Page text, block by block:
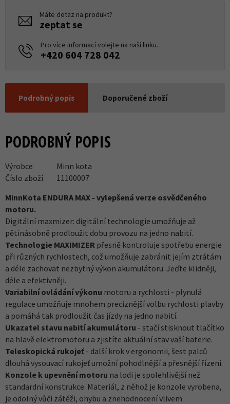
Máte dotaz na produkt?
zeptat se
Pro více informací volejte na naší linku.
+420 604 728 042
Podrobný popis Doporučené zboží
PODROBNÝ POPIS
Výrobce
Minn kota
Číslo zboží
11100007
MinnKota ENDURA MAX - vylepšená verze osvědčeného
motoru.
Digitální maxmizer: digitální technologie umožňuje až
pětinásobně prodloužit dobu provozu na jedno nabití.
Technologie MAXIMIZER přesně kontroluje spotřebu energie
při různých rychlostech, což umožňuje zabránit jejím ztrátám
a déle zachovat nezbytný výkon akumulátoru. Jeďte klidněji,
déle a efektivněji.
Variabilní ovládání výkonu motoru a rychlosti - plynulá
regulace umožňuje mnohem preciznější volbu rychlosti plavby
a pomáhá tak prodloužit čas jízdy na jedno nabití.
Ukazatel stavu nabití akumulátoru - stačí stisknout tlačítko
na hlavě elektromotoru a zjistíte aktuální stav vaší baterie.
Teleskopická rukojeť - další krok v ergonomii, šest palců
dlouhá vysouvací rukojeť umožní pohodlnější a přesnější řízení.
Konzole k upevnění motoru na lodi je spolehlivější než
standardní konstrukce. Materiál, z něhož je konzole vyrobena,
je odolný vůči zátěži, ohybu a znehodnocení vlivem